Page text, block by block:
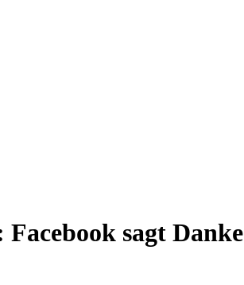
sagt Danke